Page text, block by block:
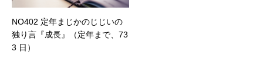
NO402 定年まじかのじじいの
独り言『成長』（定年まで、73
3 日）